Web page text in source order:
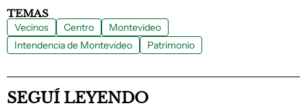
TEMAS
Vecinos Centro
Montevideo
Intendencia de Montevideo
Patrimonio
SEGUÍ LEYENDO